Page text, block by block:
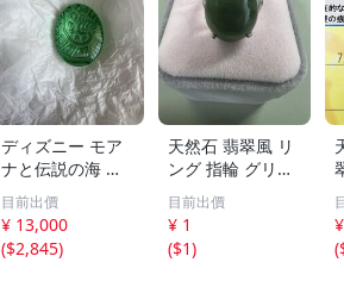
ディズニー モア
ナと伝説の海 テ
フィティの心 新
品 未開封
目前出價
¥ 13,000
($2,845)
天然石 翡翠風 リ
ング 指輪 グリー
ン系 ヴィンテー
ジアクセサリー
目前出價
¥ 1
($1)
-
(